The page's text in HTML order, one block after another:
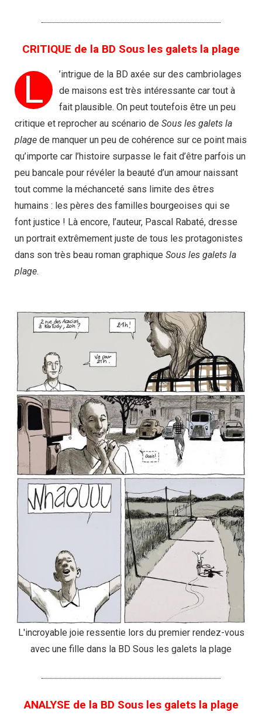
CRITIQUE de la BD Sous les galets la plage​
L
’intrigue de la BD axée sur des cambriolages
de maisons est très intéressante car tout à
fait plausible. On peut toutefois être un peu
critique et reprocher au scénario de Sous les galets la
plage de manquer un peu de cohérence sur ce point mais
qu’importe car l’histoire surpasse le fait d’être parfois un
peu bancale pour révéler la beauté d’un amour naissant
tout comme la méchanceté sans limite des êtres
humains : les pères des familles bourgeoises qui se
font justice ! Là encore, l’auteur, Pascal Rabaté, dresse
un portrait extrêmement juste de tous les protagonistes
dans son très beau roman graphique Sous les galets la
plage.
L'incroyable joie ressentie lors du premier rendez-vous
avec une fille dans la BD Sous les galets la plage
ANALYSE de la BD Sous les galets la plage​